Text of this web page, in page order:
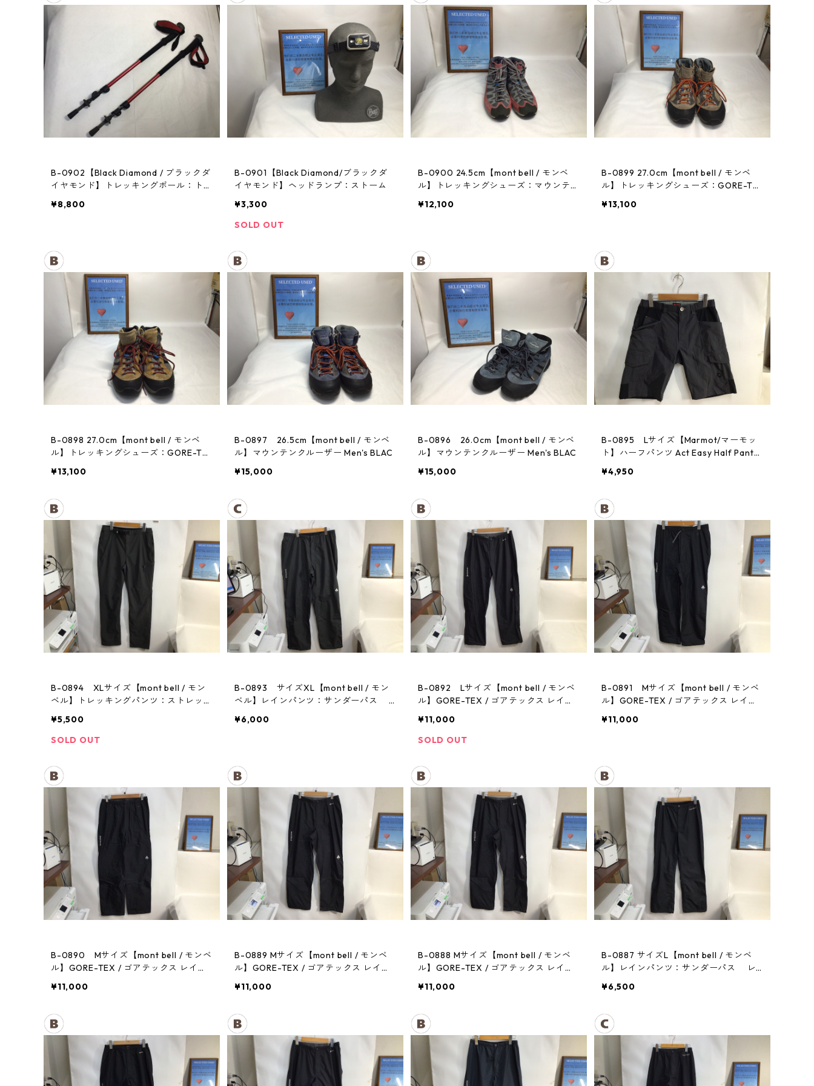
B-0902【Black Diamond / ブラックダ
イヤモンド】トレッキングポール：トレ
¥8,800
B-0901【Black Diamond/ブラックダ
イヤモンド】ヘッドランプ：ストーム
¥3,300
SOLD OUT
B-0900 24.5cm【mont bell / モンベ
ル】トレッキングシューズ：マウンテン
¥12,100
B-0899 27.0cm【mont bell / モンベ
ル】トレッキングシューズ：GORE-TE
¥13,100
B-0898 27.0cm【mont bell / モンベ
ル】トレッキングシューズ：GORE-TE
¥13,100
B-0897 26.5cm【mont bell / モンベ
ル】マウンテンクルーザー Men's BLAC
¥15,000
B-0896 26.0cm【mont bell / モンベ
ル】マウンテンクルーザー Men's BLAC
¥15,000
B-0895 Lサイズ【Marmot/マーモッ
ト】ハーフパンツ Act Easy Half Pant
¥4,950
B-0894 XLサイズ【mont bell / モン
ベル】トレッキングパンツ：ストレッ
¥5,500
SOLD OUT
B-0893 サイズXL【mont bell / モン
ベル】レインパンツ：サンダーパス
¥6,000
B-0892 Lサイズ【mont bell / モンベ
ル】GORE-TEX / ゴアテックス レイン
¥11,000
SOLD OUT
B-0891 Mサイズ【mont bell / モンベ
ル】GORE-TEX / ゴアテックス レイン
¥11,000
B-0890 Mサイズ【mont bell / モンベ
ル】GORE-TEX / ゴアテックス レイン
¥11,000
B-0889 Mサイズ【mont bell / モンベ
ル】GORE-TEX / ゴアテックス レイン
¥11,000
B-0888 Mサイズ【mont bell / モンベ
ル】GORE-TEX / ゴアテックス レイン
¥11,000
B-0887 サイズL【mont bell / モンベ
ル】レインパンツ：サンダーパス レ
¥6,500